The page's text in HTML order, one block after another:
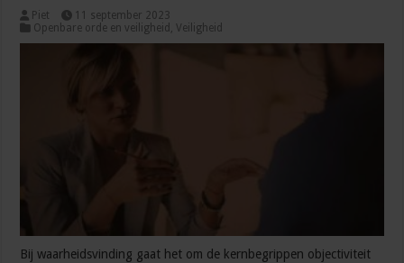
Piet
11 september 2023
Openbare orde en veiligheid
,Veiligheid
Bij waarheidsvinding gaat het om de kernbegrippen objectiviteit